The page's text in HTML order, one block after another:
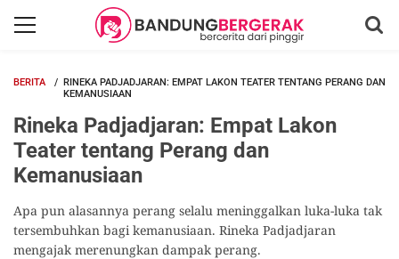
BERITA
RINEKA PADJADJARAN: EMPAT LAKON TEATER TENTANG PERANG DAN
KEMANUSIAAN
Rineka Padjadjaran: Empat Lakon
Teater tentang Perang dan
Kemanusiaan
Apa pun alasannya perang selalu meninggalkan luka-luka tak
tersembuhkan bagi kemanusiaan. Rineka Padjadjaran
mengajak merenungkan dampak perang.